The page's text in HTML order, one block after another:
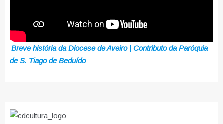
Breve história da Diocese de Aveiro | Contributo da Paróquia
de S. Tiago de Beduído